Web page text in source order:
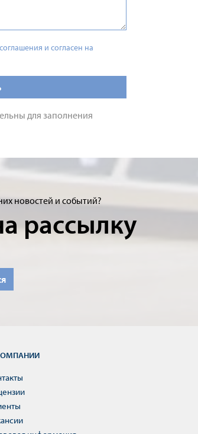
и согласен на
для заполнения
новостей и событий?
рассылку